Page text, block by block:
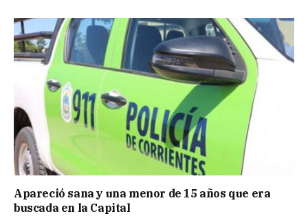
Apareció sana y una menor de 15 años que era
buscada en la Capital